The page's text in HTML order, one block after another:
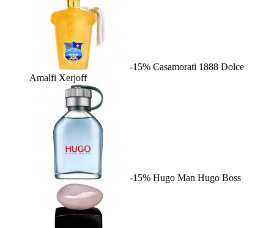
-15% Casamorati 1888 Dolce
Amalfi Xerjoff
-15% Hugo Man Hugo Boss